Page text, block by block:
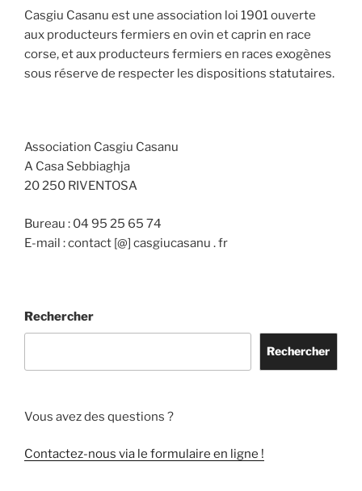
Casgiu Casanu est une association loi 1901 ouverte
aux producteurs fermiers en ovin et caprin en race
corse, et aux producteurs fermiers en races exogènes
sous réserve de respecter les dispositions statutaires.
Association Casgiu Casanu
A Casa Sebbiaghja
20 250 RIVENTOSA
Bureau : 04 95 25 65 74
E-mail : contact [@] casgiucasanu . fr
Rechercher
Rechercher
Vous avez des questions ?
Contactez-nous via le formulaire en ligne !